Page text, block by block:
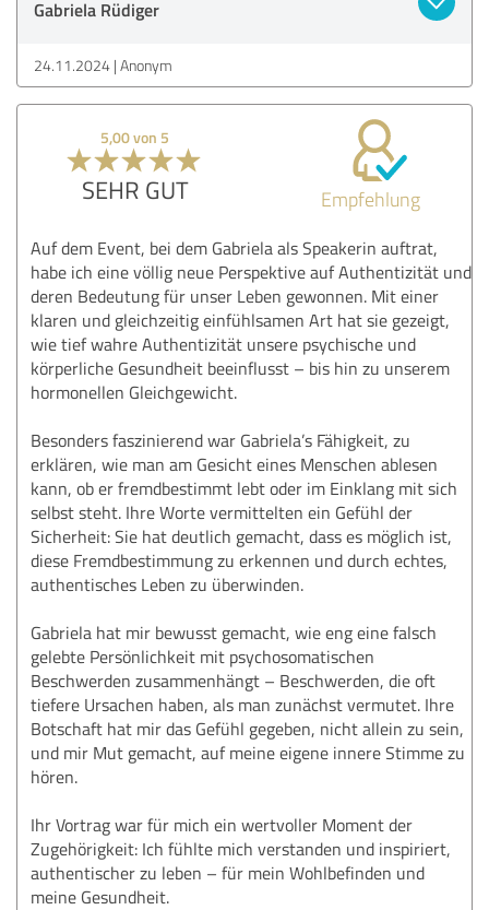
Gabriela Rüdiger
24.11.2024 Anonym
5,00 von 5
SEHR GUT Empfehlung
Auf dem Event, bei dem Gabriela als Speakerin auftrat,
habe ich eine völlig neue Perspektive auf Authentizität und
deren Bedeutung für unser Leben gewonnen. Mit einer
klaren und gleichzeitig einfühlsamen Art hat sie gezeigt,
wie tief wahre Authentizität unsere psychische und
körperliche Gesundheit beeinflusst – bis hin zu unserem
hormonellen Gleichgewicht.
Besonders faszinierend war Gabriela’s Fähigkeit, zu
erklären, wie man am Gesicht eines Menschen ablesen
kann, ob er fremdbestimmt lebt oder im Einklang mit sich
selbst steht. Ihre Worte vermittelten ein Gefühl der
Sicherheit: Sie hat deutlich gemacht, dass es möglich ist,
diese Fremdbestimmung zu erkennen und durch echtes,
authentisches Leben zu überwinden.
Gabriela hat mir bewusst gemacht, wie eng eine falsch
gelebte Persönlichkeit mit psychosomatischen
Beschwerden zusammenhängt – Beschwerden, die oft
tiefere Ursachen haben, als man zunächst vermutet. Ihre
Botschaft hat mir das Gefühl gegeben, nicht allein zu sein,
und mir Mut gemacht, auf meine eigene innere Stimme zu
hören.
Ihr Vortrag war für mich ein wertvoller Moment der
Zugehörigkeit: Ich fühlte mich verstanden und inspiriert,
authentischer zu leben – für mein Wohlbefinden und
meine Gesundheit.